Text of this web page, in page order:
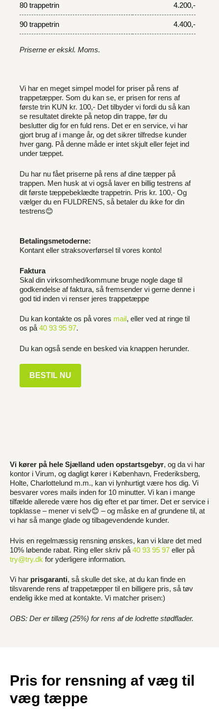
80 trappetrin 4.200,-
90 trappetrin 4.400,-
Priserne er ekskl. Moms.
Vi har en meget simpel model for priser på rens af
trappetæpper. Som du kan se, er prisen for rens af
første trin KUN kr. 100,- Det tilbyder vi fordi du så kan
se resultatet direkte på netop din trappe, før du
beslutter dig for en fuld rens. Det er en service, vi har
gjort brug af i mange år, og det sikrer tilfredse kunder
hver gang. På denne måde er intet skjult eller fejet ind
under tæppet.
Du har nu fået priserne på rens af dine tæpper på
trappen. Men husk at vi også laver en billig testrens af
dit første tæppebeklædte trappetrin. Pris kr. 100,- Og
vælger du en FULDRENS, så betaler du ikke for din
testrens😊
Betalingsmetoderne:
Kontant eller straksoverførsel til vores konto!
Faktura
Skal din virksomhed/kommune bruge nogle dage til
godkendelse af faktura, så fremsender vi gerne denne i
god tid inden vi renser jeres trappetæppe
Du kan kontakte os på vores mail , eller ved at ringe til
os på40 93 95 97.
Du kan også sende en besked via knappen herunder.
BESTIL NU
Vi kører på hele Sjælland uden opstartsgebyr, og da vi har
kontor i Virum, og dagligt kører i København, Frederiksberg,
Holte, Charlottelund m.m., kan vi lynhurtigt være hos dig. Vi
besvarer vores mails inden for 10 minutter. Vi kan i mange
tilfælde allerede være hos dig efter et par timer. Det er service i
topklasse – mener vi selv😊 – og måske en af grundene til, at
vi har så mange glade og tilbagevendende kunder.
Hvis en regelmæssig rensning ønskes, kan vi klare det med
10% løbende rabat. Ring eller skriv på 40 93 95 97 eller på
try@try.dk for yderligere information.
Vi har prisgaranti, så skulle det ske, at du kan finde en
tilsvarende rens af trappetæpper til en billigere pris, så tøv
endelig ikke med at kontakte. Vi matcher prisen:)
OBS: Der er tillæg (25%) for rens af de lodrette stødflader.
Pris for rensning af væg til
væg tæppe